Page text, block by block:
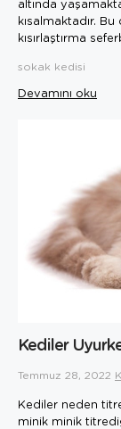
altında
kısalmaktadır.
kısırlaştırma
sokak kedisi
Devamını oku
Kediler
Temmuz 28, 2022
Kediler neden
minik minik